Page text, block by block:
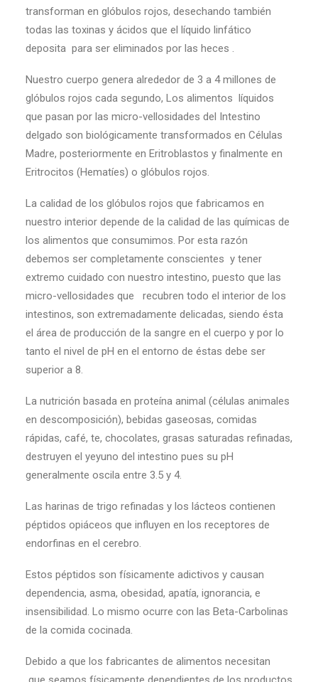
transforman en glóbulos rojos, desechando también
todas las toxinas y ácidos que el líquido linfático
deposita para ser eliminados por las heces .
Nuestro cuerpo genera alrededor de 3 a 4 millones de
glóbulos rojos cada segundo, Los alimentos líquidos
que pasan por las micro-vellosidades del Intestino
delgado son biológicamente transformados en Células
Madre, posteriormente en Eritroblastos y finalmente en
Eritrocitos (Hematíes) o glóbulos rojos.
La calidad de los glóbulos rojos que fabricamos en
nuestro interior depende de la calidad de las químicas de
los alimentos que consumimos. Por esta razón
debemos ser completamente conscientes y tener
extremo cuidado con nuestro intestino, puesto que las
micro-vellosidades que recubren todo el interior de los
intestinos, son extremadamente delicadas, siendo ésta
el área de producción de la sangre en el cuerpo y por lo
tanto el nivel de pH en el entorno de éstas debe ser
superior a 8.
La nutrición basada en proteína animal (células animales
en descomposición), bebidas gaseosas, comidas
rápidas, café, te, chocolates, grasas saturadas refinadas,
destruyen el yeyuno del intestino pues su pH
generalmente oscila entre 3.5 y 4.
Las harinas de trigo refinadas y los lácteos contienen
péptidos opiáceos que influyen en los receptores de
endorfinas en el cerebro.
Estos péptidos son físicamente adictivos y causan
dependencia, asma, obesidad, apatía, ignorancia, e
insensibilidad. Lo mismo ocurre con las Beta-Carbolinas
de la comida cocinada.
Debido a que los fabricantes de alimentos necesitan